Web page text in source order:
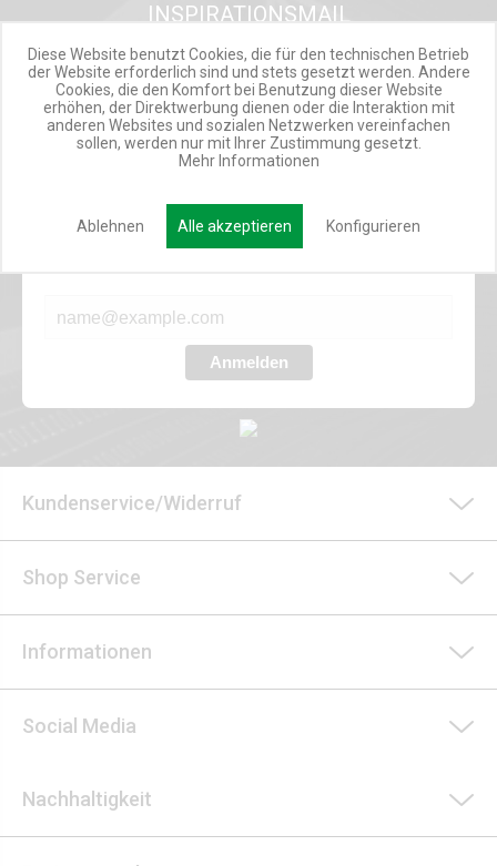
INSPIRATIONSMAIL
PRODUKTUPDATES
TOP INFORMIERT
ANGEBOTE
Verpasse nie wieder exklusive Newsletter-Rabatte und Aktionen
Anmelden
Kundenservice/Widerruf
Shop Service
Informationen
Social Media
Nachhaltigkeit
Diese Website benutzt Cookies, die für den technischen Betrieb
der Website erforderlich sind und stets gesetzt werden. Andere
Cookies, die den Komfort bei Benutzung dieser Website
erhöhen, der Direktwerbung dienen oder die Interaktion mit
anderen Websites und sozialen Netzwerken vereinfachen
sollen, werden nur mit Ihrer Zustimmung gesetzt.
Mehr Informationen
Ablehnen Alle akzeptieren Konfigurieren